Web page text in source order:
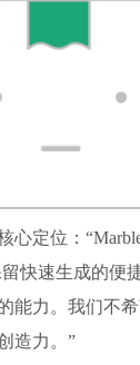
心定位：
快速生成的便
能力。我们不
造力。”